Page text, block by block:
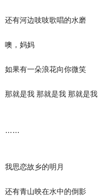
还有河边吱吱歌唱的水磨
噢，妈妈
如果有一朵浪花向你微笑
那就是我 那就是我 那就是我
……
我思恋故乡的明月
还有青山映在水中的倒影